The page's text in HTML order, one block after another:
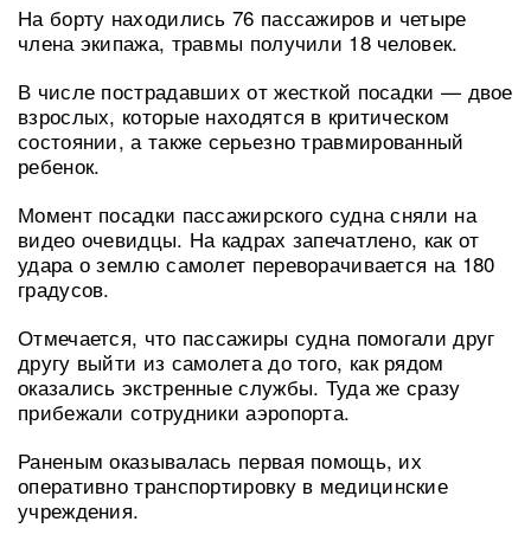
На борту находились 76 пассажиров и четыре
члена экипажа, травмы получили 18 человек.
В числе пострадавших от жесткой посадки — двое
взрослых, которые находятся в критическом
состоянии, а также серьезно травмированный
ребенок.
Момент посадки пассажирского судна сняли на
видео очевидцы. На кадрах запечатлено, как от
удара о землю самолет переворачивается на 180
градусов.
Отмечается, что пассажиры судна помогали друг
другу выйти из самолета до того, как рядом
оказались экстренные службы. Туда же сразу
прибежали сотрудники аэропорта.
Раненым оказывалась первая помощь, их
оперативно транспортировку в медицинские
учреждения.